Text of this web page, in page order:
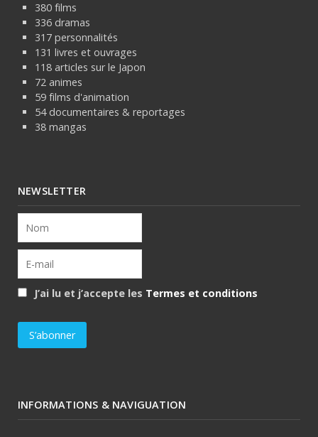
380 films
336 dramas
317 personnalités
131 livres et ouvrages
118 articles sur le Japon
72 animes
59 films d'animation
54 documentaires & reportages
38 mangas
NEWSLETTER
J’ai lu et j’accepte les Termes et conditions
INFORMATIONS & NAVIGUATION